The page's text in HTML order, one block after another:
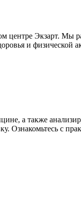
центре Экзарт. Мы
и
а также
Ознакомьтесь с